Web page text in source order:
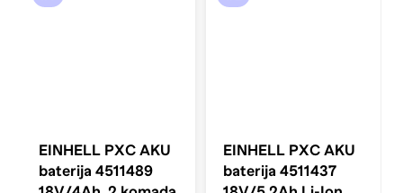
EINHELL PXC AKU
baterija 4511489
EINHELL PXC AKU
baterija 4511437